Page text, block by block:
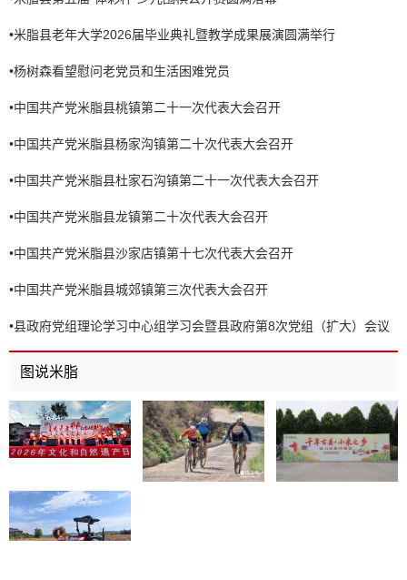
•米脂县老年大学2026届毕业典礼暨教学成果展演圆满举行
•杨树森看望慰问老党员和生活困难党员
•中国共产党米脂县桃镇第二十一次代表大会召开
•中国共产党米脂县杨家沟镇第二十次代表大会召开
•中国共产党米脂县杜家石沟镇第二十一次代表大会召开
•中国共产党米脂县龙镇第二十次代表大会召开
•中国共产党米脂县沙家店镇第十七次代表大会召开
•中国共产党米脂县城郊镇第三次代表大会召开
•县政府党组理论学习中心组学习会暨县政府第8次党组（扩大）会议
召开
图说米脂